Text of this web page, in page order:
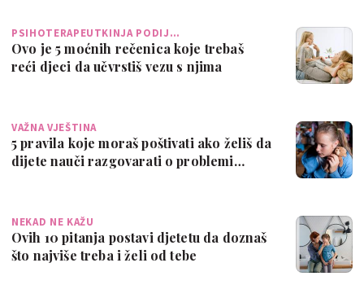
PSIHOTERAPEUTKINJA PODIJ…
Ovo je 5 moćnih rečenica koje trebaš
reći djeci da učvrstiš vezu s njima
VAŽNA VJEŠTINA
5 pravila koje moraš poštivati ako želiš da
dijete nauči razgovarati o problemi…
NEKAD NE KAŽU
Ovih 10 pitanja postavi djetetu da doznaš
što najviše treba i želi od tebe